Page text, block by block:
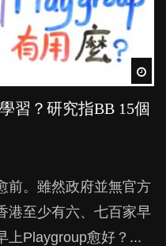
習？研究指BB 15個
前。雖然政府並無官方
港至少有六、七百家早
上Playgroup愈好？...
自發學習取代獎勵
mind 課程，學生以遊
能力亦明顯比其他小朋
之處？...
響
至會有自殺，或傷害小
產後抑鬱往往難以察
媽與在職媽媽的壓
扎過：究竟全職好，還
自己的獨特狀況和考慮
養育的子女其實都各
媽？｜別忽視父母
顧BB，如何做到正向
友放棄自己的嗜好、減
會換來美好的親子關